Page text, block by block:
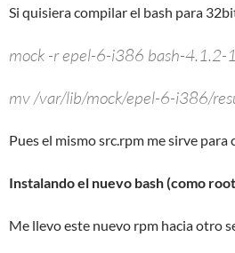
Si quisiera compilar el bash para
mock -r epel-6-i386 bash-4.1.2-
mv /var/lib/mock/epel-6-i386/
Pues el mismo src.rpm me sirve para
Instalando el nuevo bash (como
Me llevo este nuevo rpm hacia otro